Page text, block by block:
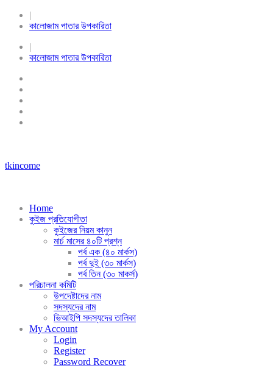
|
কালোজাম পাতার উপকারিতা
|
কালোজাম পাতার উপকারিতা
tkincome
Home
কুইজ প্রতিযোগীতা
কুইজের নিয়ম কানুন
মার্চ মাসের ৪০টি প্রশ্ন
পর্ব এক (৪০ মার্কস)
পর্ব দুই (৩০ মার্কস)
পর্ব তিন (৩০ মাকর্স)
পরিচালনা কমিটি
উপদেষ্টাদের নাম
সদস্যদের নাম
ভিআইপি সদস্যদের তালিকা
My Account
Login
Register
Password Recover